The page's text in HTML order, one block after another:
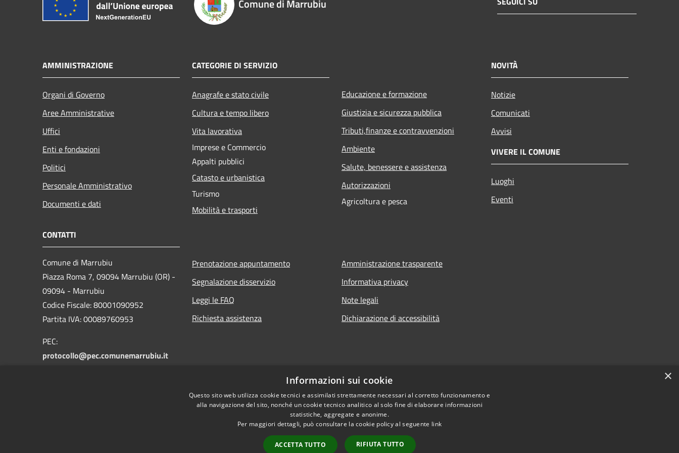
Comune di Marrubiu
AMMINISTRAZIONE
Organi di Governo
Aree Amministrative
Uffici
Enti e fondazioni
Politici
Personale Amministrativo
Documenti e dati
CATEGORIE DI SERVIZIO
Anagrafe e stato civile
Cultura e tempo libero
Vita lavorativa
Imprese e Commercio
Appalti pubblici
Catasto e urbanistica
Turismo
Mobilità e trasporti
Educazione e formazione
Giustizia e sicurezza pubblica
Tributi,finanze e contravvenzioni
Ambiente
Salute, benessere e assistenza
Autorizzazioni
Agricoltura e pesca
NOVITÀ
Notizie
Comunicati
Avvisi
VIVERE IL COMUNE
Luoghi
Eventi
CONTATTI
Comune di Marrubiu
Piazza Roma 7, 09094 Marrubiu (OR) -
09094 - Marrubiu
Codice Fiscale: 80001090952
Partita IVA: 00089760953
PEC:
protocollo@pec.comunemarrubiu.it
Prenotazione appuntamento
Segnalazione disservizio
Leggi le FAQ
Richiesta assistenza
Amministrazione trasparente
Informativa privacy
Note legali
Dichiarazione di accessibilità
×
Informazioni sui cookie
Questo sito web utilizza cookie tecnici e assimilati strettamente necessari al corretto funzionamento e
alla navigazione del sito, nonché un cookie tecnico analitico al solo fine di elaborare informazioni
statistiche, aggregate e anonime.
Per maggiori dettagli, può consultare la cookie policy al seguente link
ACCETTA TUTTO RIFIUTA TUTTO